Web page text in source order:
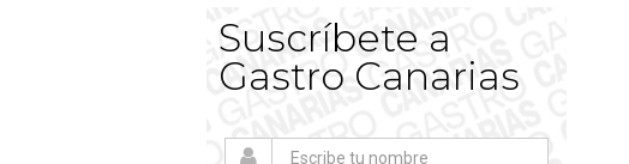
Suscríbete a
Gastro Canarias